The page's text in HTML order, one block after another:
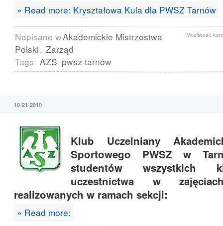
» Read more: Kryształowa Kula dla PWSZ Tarnów
Możliwość
Napisane wAkademickie Mistrzostwa
Polski, Zarząd
Tags: AZS pwsz tarnów
10-21-2010
Klub Uczelniany
Sportowego PWSZ w
studentów wszystkich
uczestnictwa w
realizowanych w ramach sekcji:
» Read more: